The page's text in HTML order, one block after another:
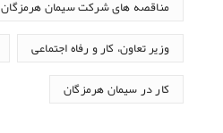
مناقصه های شرکت سیمان هرمزگان
وزیر تعاون، کار و رفاه اجتماعی
کار در سیمان هرمزگان